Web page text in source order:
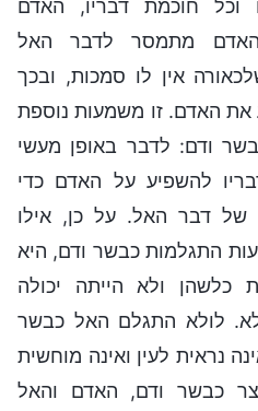
וכל חוכמת דבריו, האדם
האדם מתמסר לדבר האל
אין לו סמכות, ובכך
האדם. זו משמעות נוספת
ודם: לדבר באופן מעשי
להשפיע על האדם כדי
של דבר האל. על כן, אילו
התגלמות כבשר ודם, היא
כלשהן ולא הייתה יכולה
לולא התגלם האל כבשר
נראית לעין ואינה מוחשית
כבשר ודם, האדם והאל